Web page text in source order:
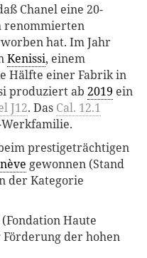
Chanel eine 20-
renommierten
hat. Im Jahr
Kenissi, einem
Hälfte einer Fabrik in
produziert ab 2019 ein
J12. Das Cal. 12.1
prestigeträchtigen
gewonnen (Stand
der Kategorie
(Fondation Haute
der hohen